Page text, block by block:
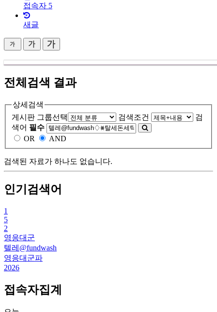
접속자 5
새글
전체검색 결과
상세검색
게시판 그룹선택
검색조건
검
색어 필수
OR
AND
검색된 자료가 하나도 없습니다.
인기검색어
1
5
2
영응대군
텔레@fundwash
영응대군파
2026
접속자집계